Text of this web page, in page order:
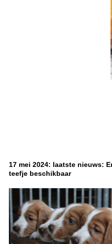
17 mei 2024: laatste nieuws:
teefje beschikbaar